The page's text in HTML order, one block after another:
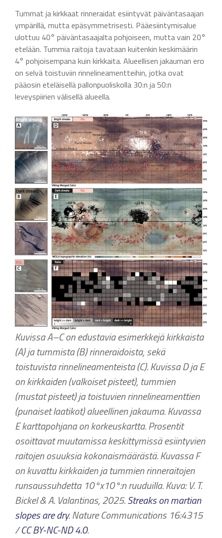
Tummat ja kirkkaat rinneraidat esiintyvät päiväntasaajan
ympärillä, mutta epäsymmetrisesti. Pääesiintymisalue
ulottuu 40° päiväntasaajalta pohjoiseen, mutta vain 20°
etelään. Tummia raitoja tavataan kuitenkin keskimäärin
4° pohjoisempana kuin kirkkaita. Alueellisen jakauman ero
on selvä toistuviin rinnelineamentteihin, jotka ovat
pääosin eteläisellä pallonpuoliskolla 30:n ja 50:n
leveyspiirien välisellä alueella.
Kuvissa A–C on edustavia esimerkkejä kirkkaista
(A) ja tummista (B) rinneraidoista, sekä
toistuvista rinnelineamenteista (C). Kuvissa D ja E
on kirkkaiden (valkoiset pisteet), tummien
(mustat pisteet) ja toistuvien rinnelineamenttien
(punaiset laatikot) alueellinen jakauma. Kuvassa
E karttapohjana on korkeuskartta. Prosentit
osoittavat muutamissa keskittymissä esiintyvien
raitojen osuuksia kokonaismäärästä. Kuvassa F
on kuvattu kirkkaiden ja tummien rinneraitojen
runsaussuhdetta 10°x10°:n ruuduilla. Kuva: V. T.
Bickel & A. Valantinas, 2025.Streaks on martian
slopes are dry. Nature Communications 16:4315
/CC BY-NC-ND 4.0.